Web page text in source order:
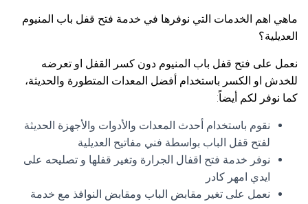
ماهي اهم الخدمات التي نوفرها في خدمة فتح قفل باب المنيوم
العديلية؟
نعمل على فتح قفل باب المنيوم دون كسر القفل او تعرضه
للخدش او الكسر باستخدام أفضل المعدات المتطورة والحديثة،
كما نوفر لكم أيضاً:
نقوم باستخدام أحدث المعدات والأدوات والأجهزة الحديثة
لفتح قفل الباب بواسطة فني مفاتيح العديلية
نوفر خدمة فتح اقفال الجرارة وتغير قفلها و تصليحه على
ايدي امهر كادر
نعمل على تغير مقابض الباب ومقابض النوافذ مع خدمة